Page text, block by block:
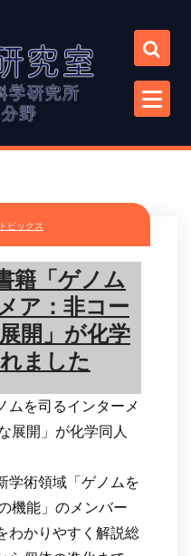
トピックス
籍「ゲノム
ア：非コー
開」が化学
ました
ムを司るインターメ
展開」が化学同人
学術領域「ゲノムを
機能」のメンバー
わかりやすく解説総